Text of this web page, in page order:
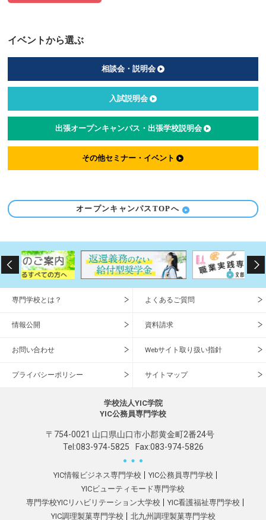
イベントから選ぶ
相談会・説明会
入試説明会
出張オープンキャンパス・出張学校説明会
その他セミナー・イベント
オープンキャンパスTOPへ
専門学校とは？ よくあるご質問
情報公開 資料請求
お問い合わせ Webサイト取り扱い指針
プライバシーポリシー サイトマップ
学校法人YIC学院
YIC公務員専門学校
〒754-0021 山口県山口市小郡黄金町2番24号
Tel:083-974-5825 Fax:083-974-5826
YIC情報ビジネス専門学校
YIC公務員専門学校
YICビューティモード専門学校
専門学校YICリハビリテーション大学校
YIC看護福祉専門学校
YIC調理製菓専門学校
北九州調理製菓専門学校